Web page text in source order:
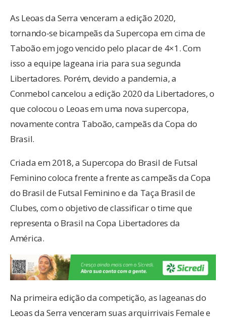
As Leoas da Serra venceram a edição 2020,
tornando-se bicampeãs da Supercopa em cima de
Taboão em jogo vencido pelo placar de 4×1. Com
isso a equipe lageana iria para sua segunda
Libertadores. Porém, devido a pandemia, a
Conmebol cancelou a edição 2020 da Libertadores, o
que colocou o Leoas em uma nova supercopa,
novamente contra Taboão, campeãs da Copa do
Brasil.
Criada em 2018, a Supercopa do Brasil de Futsal
Feminino coloca frente a frente as campeãs da Copa
do Brasil de Futsal Feminino e da Taça Brasil de
Clubes, com o objetivo de classificar o time que
representa o Brasil na Copa Libertadores da
América.
Na primeira edição da competição, as lageanas do
Leoas da Serra venceram suas arquirrivais Female e